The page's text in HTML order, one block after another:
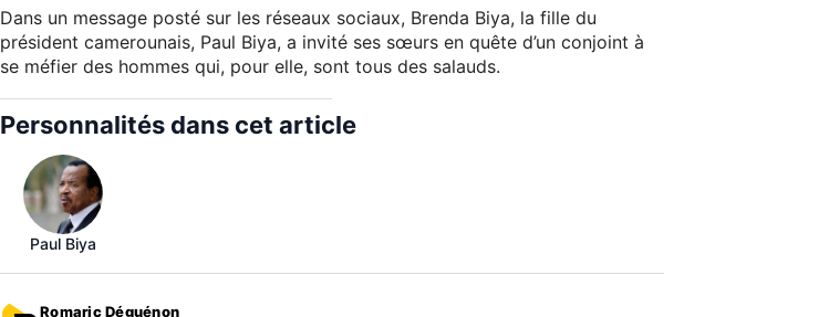
Dans un message posté sur les réseaux sociaux, Brenda Biya, la fille du
président camerounais, Paul Biya, a invité ses sœurs en quête d’un conjoint à
se méfier des hommes qui, pour elle, sont tous des salauds.
Personnalités dans cet article
Paul Biya
Romaric Déguénon